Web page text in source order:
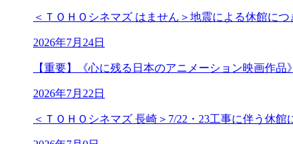
＜ＴＯＨＯシネマズ はません＞地震による休館につ
2026年7月24日
【重要】《心に残る日本のアニメーション映画作品
2026年7月22日
＜ＴＯＨＯシネマズ 長崎＞7/22・23工事に伴う休館